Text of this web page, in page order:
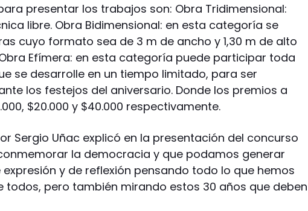
presentar los trabajos son: Obra Tridimensional:
libre. Obra Bidimensional: en esta categoría se
cuyo formato sea de 3 m de ancho y 1,30 m de alto
Efímera: en esta categoría puede participar toda
se desarrolle en un tiempo limitado, para ser
los festejos del aniversario. Donde los premios a
$20.000 y $40.000 respectivamente.
Sergio Uñac explicó en la presentación del concurso
la democracia y que podamos generar
y de reflexión pensando todo lo que hemos
todos, pero también mirando estos 30 años que deben